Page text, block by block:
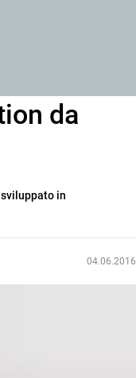
da
in
04.06.2016